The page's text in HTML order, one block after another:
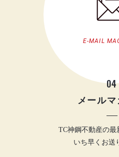
E-MAIL
04
メール
TC神鋼不動産の最
いち早くお送